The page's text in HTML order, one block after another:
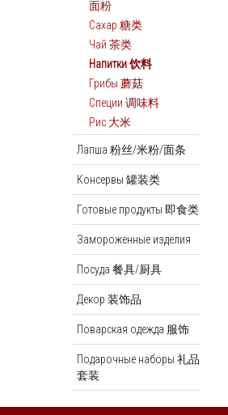
面粉
Сахар 糖类
Чай 茶类
Напитки 饮料
Грибы 蘑菇
Специи 调味料
Рис 大米
Лапша 粉丝/米粉/面条
Консервы 罐装类
Готовые продукты 即食类
Замороженные изделия
Посуда 餐具/厨具
Декор 装饰品
Поварская одежда 服饰
Подарочные наборы 礼品
套装